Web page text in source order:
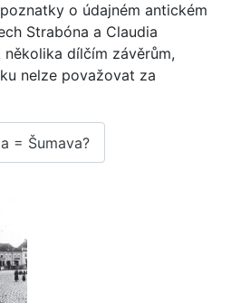
o údajném antickém
Strabóna a Claudia
dílčím závěrům,
nelze považovat za
= Šumava?